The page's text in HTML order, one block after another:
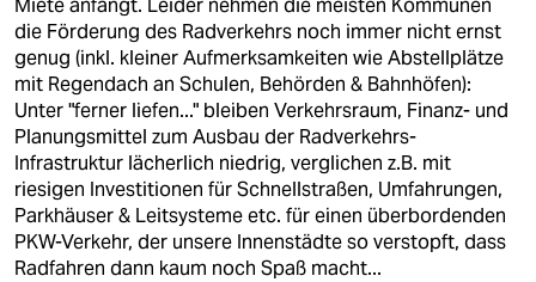
Miete anfängt. Leider nehmen die meisten Kommunen
die Förderung des Radverkehrs noch immer nicht ernst
genug (inkl. kleiner Aufmerksamkeiten wie Abstellplätze
mit Regendach an Schulen, Behörden & Bahnhöfen):
Unter "ferner liefen..." bleiben Verkehrsraum, Finanz- und
Planungsmittel zum Ausbau der Radverkehrs-
Infrastruktur lächerlich niedrig, verglichen z.B. mit
riesigen Investitionen für Schnellstraßen, Umfahrungen,
Parkhäuser & Leitsysteme etc. für einen überbordenden
PKW-Verkehr, der unsere Innenstädte so verstopft, dass
Radfahren dann kaum noch Spaß macht...